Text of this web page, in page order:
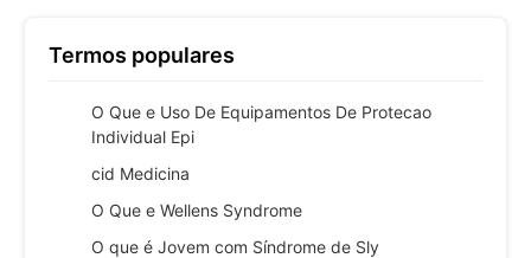
Termos populares
O Que e Uso De Equipamentos De Protecao
Individual Epi
cid Medicina
O Que e Wellens Syndrome
O que é Jovem com Síndrome de Sly